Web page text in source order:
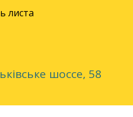
листа
шоссе, 58